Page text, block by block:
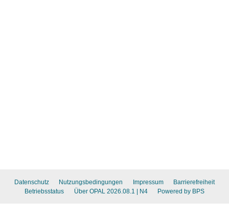
Datenschutz Nutzungsbedingungen Impressum
Barrierefreiheit
Betriebsstatus
Über OPAL 2026.08.1 | N4 Powered by BPS